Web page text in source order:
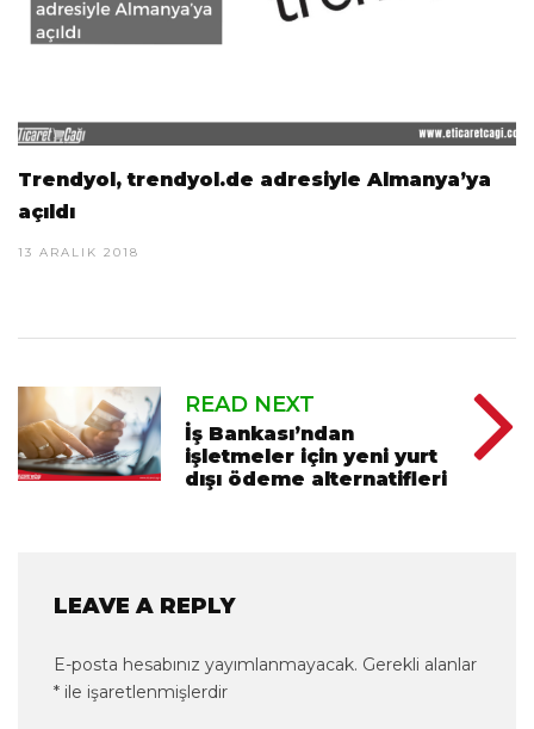
Trendyol, trendyol.de adresiyle Almanya’ya
açıldı
13 ARALIK 2018
READ NEXT
İş Bankası’ndan
işletmeler için yeni yurt
dışı ödeme alternatifleri
LEAVE A REPLY
E-posta hesabınız yayımlanmayacak. Gerekli alanlar
* ile işaretlenmişlerdir